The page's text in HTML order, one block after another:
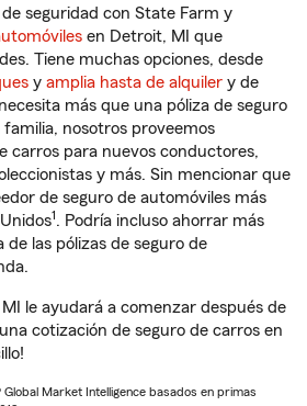
seguridad con State Farm y
en Detroit, MI que
Tiene muchas opciones, desde
y amplia hasta de alquiler y de
más que una póliza de seguro
nosotros proveemos
carros para nuevos conductores,
y más. Sin mencionar que
de seguro de automóviles más
1. Podría incluso ahorrar más
las pólizas de seguro de
le ayudará a comenzar después de
cotización de seguro de carros en
Global Market Intelligence basados en primas